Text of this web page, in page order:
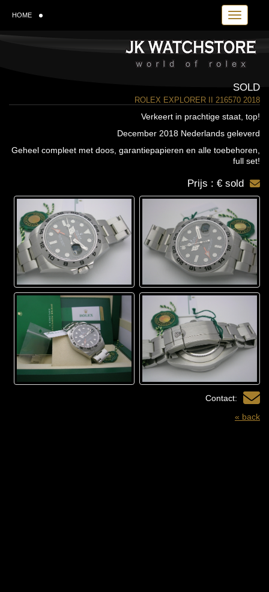
Toggle
HOME
SOLD
ROLEX EXPLORER II 216570 2018
Verkeert in prachtige staat, top!
December 2018 Nederlands geleverd
Geheel compleet met doos, garantiepapieren en alle toebehoren,
full set!
Prijs : € sold
Contact:
« back